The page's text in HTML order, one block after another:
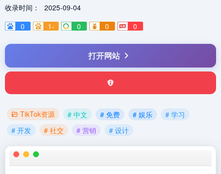
收录时间：
2025-09-04
0
1- 0 0 0
打开网站
TikTok资源 # 中文 # 免费 # 娱乐
# 学习
# 开发
# 社交 # 营销 # 设计